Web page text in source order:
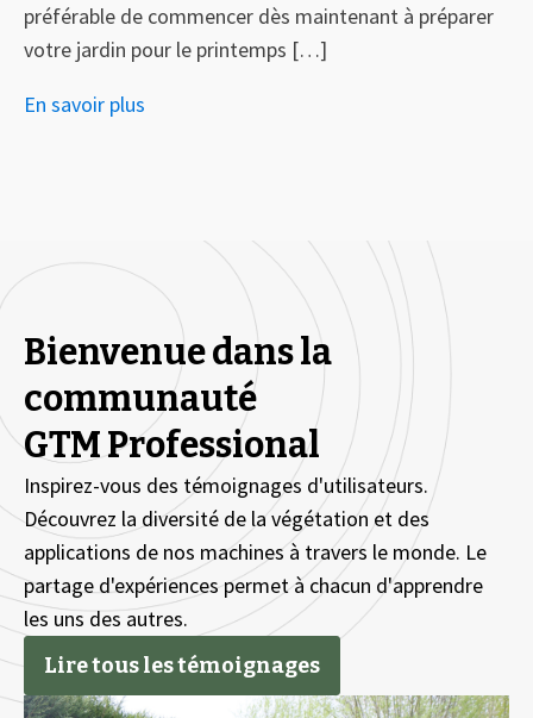
préférable de commencer dès maintenant à préparer
votre jardin pour le printemps […]
En savoir plus
Bienvenue dans la
communauté
GTM Professional
Inspirez-vous des témoignages d'utilisateurs.
Découvrez la diversité de la végétation et des
applications de nos machines à travers le monde. Le
partage d'expériences permet à chacun d'apprendre
les uns des autres.
Lire tous les témoignages